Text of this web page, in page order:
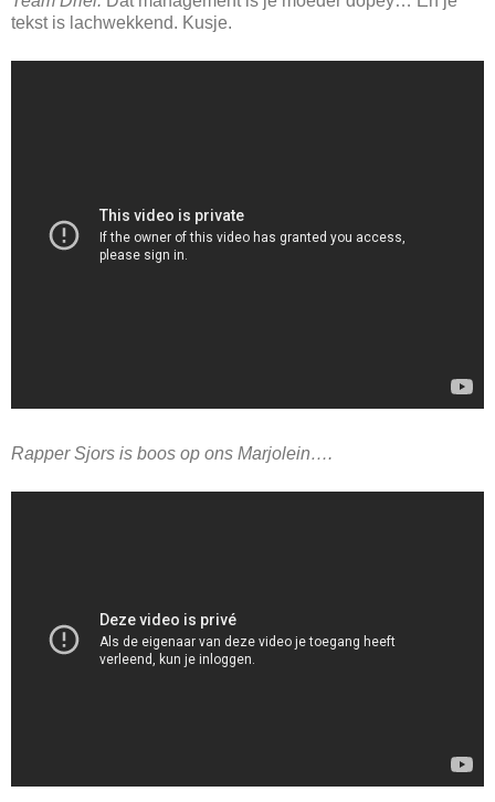
tekst is lachwekkend. Kusje.
Rapper Sjors is boos op ons Marjolein….